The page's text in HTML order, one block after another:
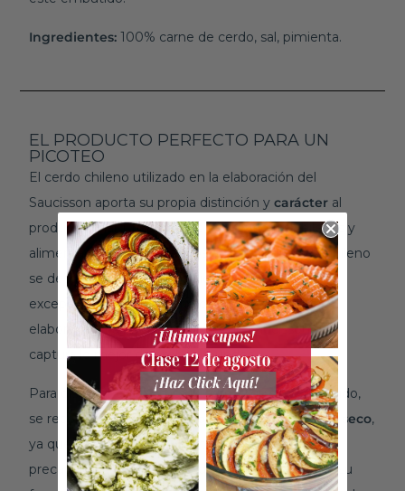
Ingredientes: 100% carne de cerdo, sal, pimienta.
EL PRODUCTO PERFECTO PARA UN
PICOTEO
El cerdo chileno utilizado en la elaboración del
Saucisson aporta su propia distinción y carácter al
producto final. Criado en las fértiles tierras chilenas y
alimentado con una dieta balanceada, el cerdo chileno
se destaca por su sabor delicioso y su calidad
excepcional. Al combinarlo con las técnicas de
elaboración francesas, creamos un Saucisson que
captura lo mejor de ambos mundos.
Para disfrutar al máximo de este exquisito embutido,
se recomiendamantenerlo en unlugar frescoy seco,
ya que es un producto sujeto a desecación. Esta
precaución asegura que cada porción mantenga su